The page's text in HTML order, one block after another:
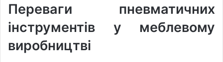
Переваги пневматичних
інструментів у меблевому
виробництві